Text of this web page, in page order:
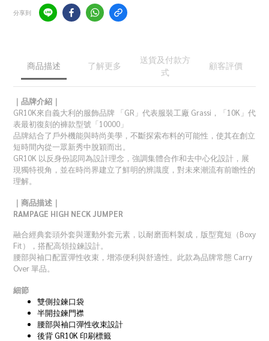
分享到
商品描述 了解更多
送貨及付款方
式
顧客評價
｜品牌介紹｜
GR10K來自義大利的服飾品牌 「GR」代表服裝工廠 Grassi，「10K」代
表最初復刻的褲款型號「10000」
品牌結合了戶外機能與時尚美學，不斷探索布料的可能性，使其在創立
短時間內從一眾新秀中脫穎而出。
GR10K 以反身份認同為設計理念，強調集體合作和去中心化設計，展
現獨特視角，並在時尚界建立了鮮明的辨識度，對未來潮流有前瞻性的
理解。
｜商品描述｜
RAMPAGE HIGH NECK JUMPER
融合經典套頭外套與運動外套元素，以耐磨面料製成，版型寬短（Boxy
Fit），搭配高領拉鍊設計。
腰部與袖口配置彈性收束，增添便利與舒適性。此款為品牌常態 Carry
Over 單品。
細節
雙側拉鍊口袋
半開拉鍊門襟
腰部與袖口彈性收束設計
後背 GR10K 印刷標籤